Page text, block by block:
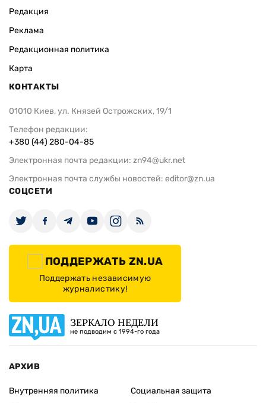
Редакция
Реклама
Редакционная политика
Карта
КОНТАКТЫ
01010 Киев, ул. Князей Острожских, 19/1
Телефон редакции:
+380 (44) 280-04-85
Электронная почта редакции: zn94@ukr.net
Электронная почта службы новостей: editor@zn.ua
СОЦСЕТИ
ПОДДЕРЖАТЬ ZN.UA
Поддержать независимую
журналистику!
ЗЕРКАЛО НЕДЕЛИ
не подводим с 1994-го года
АРХИВ
Внутренняя политика
Социальная защита